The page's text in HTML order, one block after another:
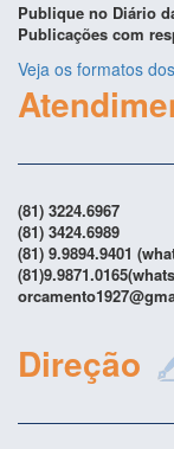
Publique no Diário
Publicações com
Veja os formatos
(81) 3224.6967
(81) 3424.6989
(81) 9.9894.9401
Direção